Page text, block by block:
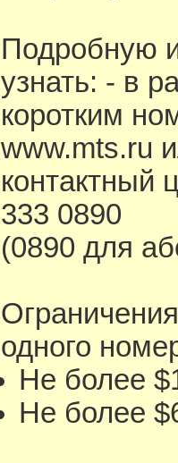
Подробную
узнать: - в
коротким
www.mts.ru
контактный
333 0890
(0890 для
одного
Не более
Не более